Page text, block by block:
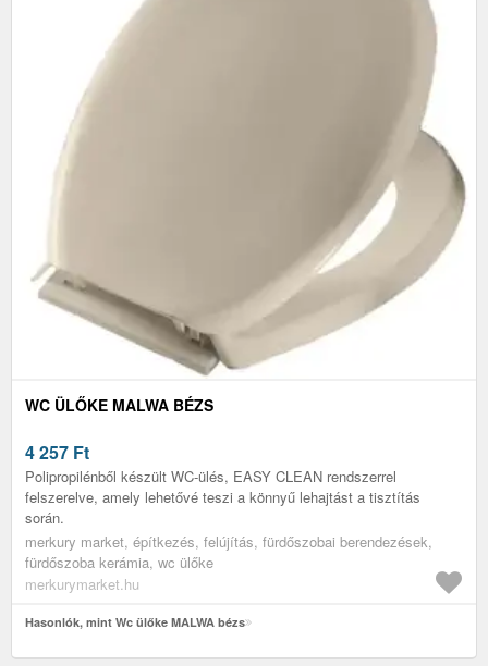
WC ÜLŐKE MALWA BÉZS
4 257 Ft
Polipropilénből készült WC-ülés, EASY CLEAN rendszerrel
felszerelve, amely lehetővé teszi a könnyű lehajtást a tisztítás
során.
merkury market, építkezés, felújítás, fürdőszobai berendezések,
fürdőszoba kerámia, wc ülőke
merkurymarket.hu
Hasonlók, mint Wc ülőke MALWA bézs